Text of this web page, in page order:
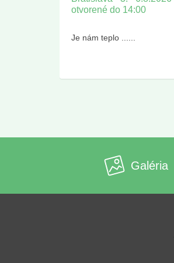
otvorené do 14:00
Je nám teplo ......
Galéria